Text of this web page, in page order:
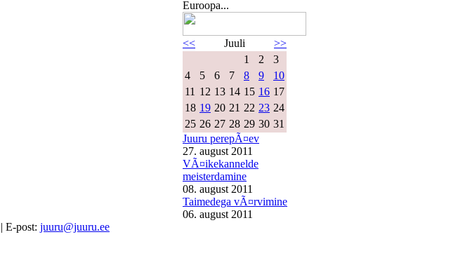
Euroopa...
<< Juuli
>>
1
2
3
4
5 6 7 8 9
10
11 12 13 14 15 16 17
18 19 20 21 22 23 24
25 26 27 28 29 30 31
Juuru perepÃ¤ev
27. august 2011
VÃ¤ikekannelde
meisterdamine
08. august 2011
Taimedega vÃ¤rvimine
06. august 2011
| E-post: juuru@juuru.ee